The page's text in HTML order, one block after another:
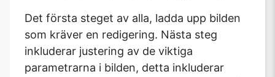
Det första steget av alla, ladda upp bilden
som kräver en redigering. Nästa steg
inkluderar justering av de viktiga
parametrarna i bilden, detta inkluderar